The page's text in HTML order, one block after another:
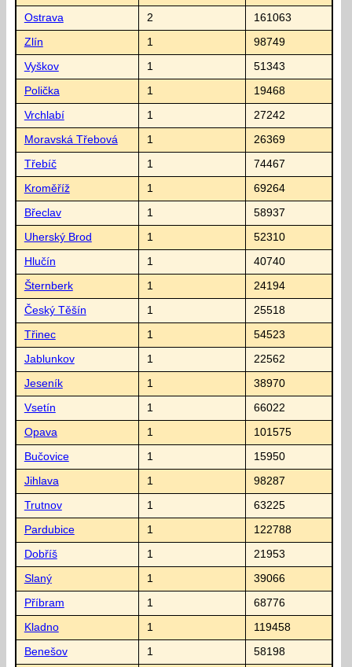
Ostrava 2 161063
Zlín 1 98749
Vyškov 1 51343
Polička 1 19468
Vrchlabí 1 27242
Moravská Třebová 1 26369
Třebíč 1 74467
Kroměříž 1 69264
Břeclav 1 58937
Uherský Brod 1 52310
Hlučín 1 40740
Šternberk 1 24194
Český Těšín 1 25518
Třinec 1 54523
Jablunkov 1 22562
Jeseník 1 38970
Vsetín 1 66022
Opava 1 101575
Bučovice 1 15950
Jihlava 1 98287
Trutnov 1 63225
Pardubice 1 122788
Dobříš 1 21953
Slaný 1 39066
Příbram 1 68776
Kladno 1 119458
Benešov 1 58198